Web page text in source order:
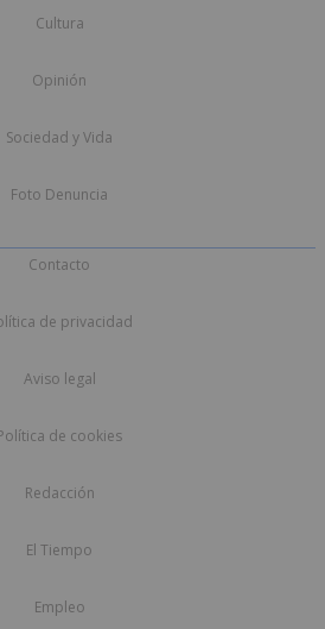
Cultura
Opinión
Sociedad y Vida
Foto Denuncia
Contacto
de privacidad
Aviso legal
de cookies
Redacción
El Tiempo
Empleo